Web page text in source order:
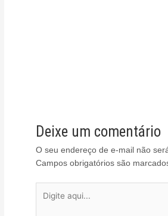
Deixe um comentário
O seu endereço de e-mail não
Campos obrigatórios são
aqui...